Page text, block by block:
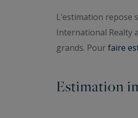
L’estimation repose
International Realty
grands. Pourfaire
Estimation